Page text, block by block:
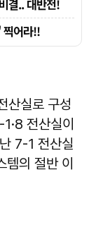
산실로 구성
전산실이
7-1 전산실
의 절반 이